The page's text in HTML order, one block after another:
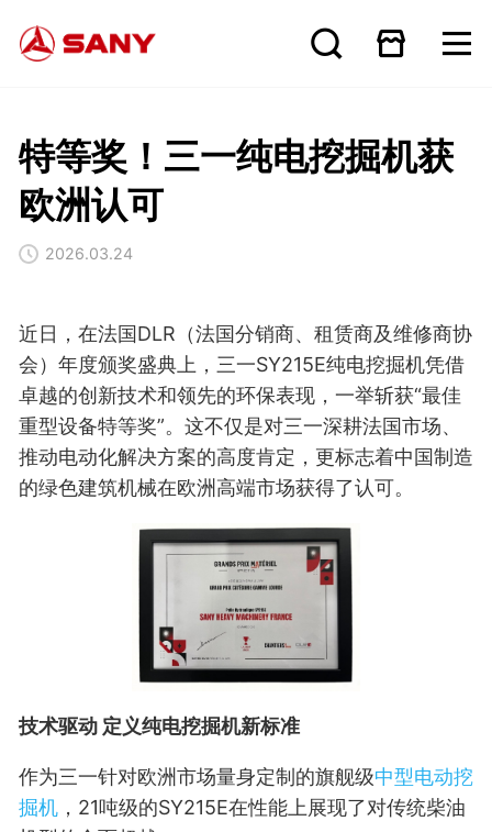
特等奖！三一纯电挖掘机获
欧洲认可
2026.03.24
近日，在法国DLR（法国分销商、租赁商及维修商协
会）年度颁奖盛典上，三一SY215E纯电挖掘机凭借
卓越的创新技术和领先的环保表现，一举斩获“最佳
重型设备特等奖”。这不仅是对三一深耕法国市场、
推动电动化解决方案的高度肯定，更标志着中国制造
的绿色建筑机械在欧洲高端市场获得了认可。
技术驱动 定义纯电挖掘机新标准
作为三一针对欧洲市场量身定制的旗舰级中型电动挖
掘机，21吨级的SY215E在性能上展现了对传统柴油